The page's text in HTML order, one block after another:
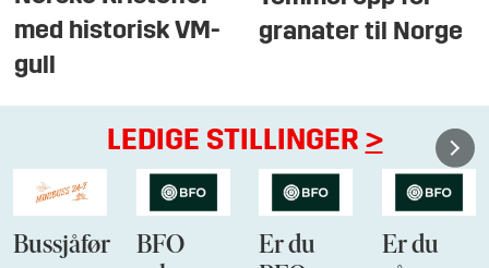
med historisk VM-
gull
granater til Norge
LEDIGE STILLINGER >
Bussjåfør
BFO
Er du
Er du